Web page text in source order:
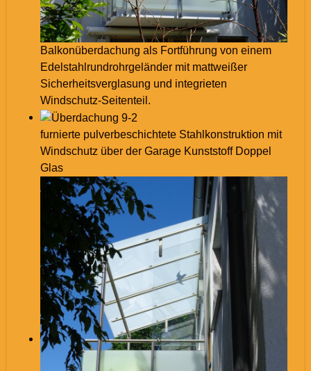
Balkonüberdachung als Fortführung von einem
Edelstahlrundrohrgeländer mit mattweißer
Sicherheitsverglasung und integrieten
Windschutz-Seitenteil.
furnierte pulverbeschichtete Stahlkonstruktion mit
Windschutz über der Garage Kunststoff Doppel
Glas